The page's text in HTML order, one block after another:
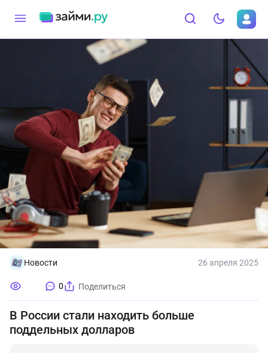
Новости 26 апреля 2025
0 Поделиться
В России стали находить больше
поддельных долларов